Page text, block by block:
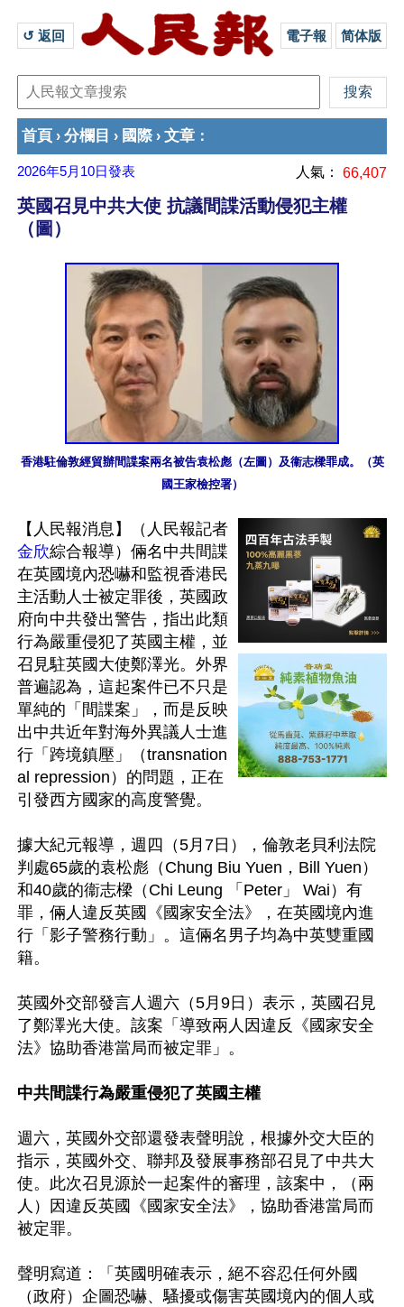
↺ 返回 電子報 简体版
首頁 › 分欄目 › 國際› 文章 ：
2026年5月10日發表 人氣： 66,407
英國召見中共大使 抗議間諜活動侵犯主權
（圖）
香港駐倫敦經貿辦間諜案兩名被告袁松彪（左圖）及衞志樑罪成。（英
國王家檢控署）
【人民報消息】（人民報記者
金欣綜合報導）倆名中共間諜
在英國境內恐嚇和監視香港民
主活動人士被定罪後，英國政
府向中共發出警告，指出此類
行為嚴重侵犯了英國主權，並
召見駐英國大使鄭澤光。外界
普遍認為，這起案件已不只是
單純的「間諜案」，而是反映
出中共近年對海外異議人士進
行「跨境鎮壓」（transnation
al repression）的問題，正在
引發西方國家的高度警覺。
據大紀元報導，週四（5月7日），倫敦老貝利法院
判處65歲的袁松彪（Chung Biu Yuen，Bill Yuen）
和40歲的衞志樑（Chi Leung 「Peter」 Wai）有
罪，倆人違反英國《國家安全法》，在英國境內進
行「影子警務行動」。這倆名男子均為中英雙重國
籍。
英國外交部發言人週六（5月9日）表示，英國召見
了鄭澤光大使。該案「導致兩人因違反《國家安全
法》協助香港當局而被定罪」。
中共間諜行為嚴重侵犯了英國主權
週六，英國外交部還發表聲明說，根據外交大臣的
指示，英國外交、聯邦及發展事務部召見了中共大
使。此次召見源於一起案件的審理，該案中，（兩
人）因違反英國《國家安全法》，協助香港當局而
被定罪。
聲明寫道：「英國明確表示，絕不容忍任何外國
（政府）企圖恐嚇、騷擾或傷害英國境內的個人或